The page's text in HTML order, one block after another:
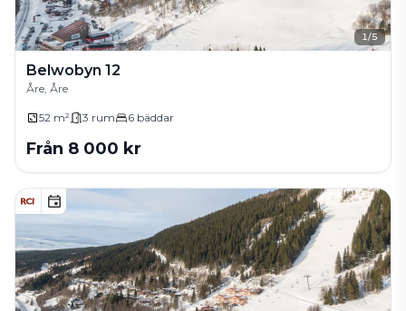
1/5
Belwobyn 12
Åre, Åre
52 m² 3 rum 6 bäddar
Från 8 000 kr